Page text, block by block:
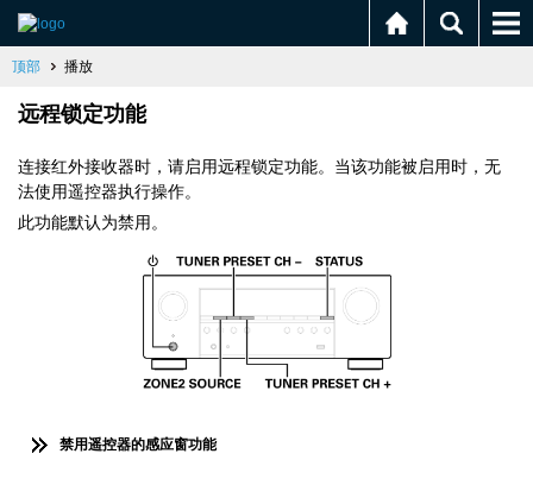
顶部 播放
远程锁定功能
连接红外接收器时，请启用远程锁定功能。当该功能被启用时，无
法使用遥控器执行操作。
此功能默认为禁用。
禁用遥控器的感应窗功能